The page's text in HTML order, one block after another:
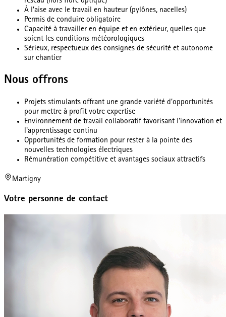
À l’aise avec le travail en hauteur (pylônes, nacelles)
Permis de conduire obligatoire
Capacité à travailler en équipe et en extérieur, quelles que
soient les conditions météorologiques
Sérieux, respectueux des consignes de sécurité et autonome
sur chantier
Nous offrons
Projets stimulants offrant une grande variété d’opportunités
pour mettre à profit votre expertise
Environnement de travail collaboratif favorisant l'innovation et
l'apprentissage continu
Opportunités de formation pour rester à la pointe des
nouvelles technologies électriques
Rémunération compétitive et avantages sociaux attractifs
Martigny
Votre personne de contact